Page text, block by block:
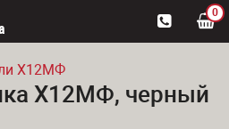
0
Х12МФ
Х12МФ, черный